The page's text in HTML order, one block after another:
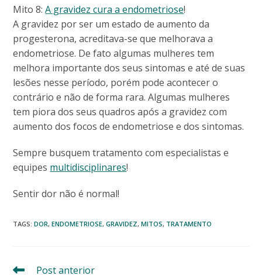
Mito 8:A gravidez cura a endometriose!
A gravidez por ser um estado de aumento da
progesterona, acreditava-se que melhorava a
endometriose. De fato algumas mulheres tem
melhora importante dos seus sintomas e até de suas
lesões nesse período, porém pode acontecer o
contrário e não de forma rara. Algumas mulheres
tem piora dos seus quadros após a gravidez com
aumento dos focos de endometriose e dos sintomas.
Sempre busquem tratamento com especialistas e
equipes multidisciplinares!
Sentir dor não é normal!
TAGS:DOR, ENDOMETRIOSE, GRAVIDEZ, MITOS, TRATAMENTO
Leia
Post anterior